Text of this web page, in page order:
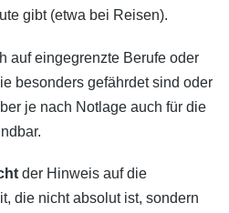
gibt (etwa bei Reisen).
auf eingegrenzte Berufe oder
besonders gefährdet sind oder
je nach Notlage auch für die
der Hinweis auf die
die nicht absolut ist, sondern